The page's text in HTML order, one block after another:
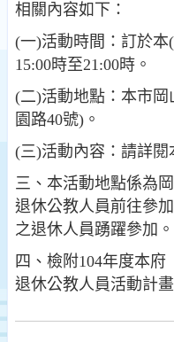
相關內容如下：
(一)活動時間：訂於本
15:00時至21:00時。
(二)活動地點：本市
園路40號)。
(三)活動內容：請詳閱
三、本活動地點係為
退休公教人員前往參
之退休人員踴躍參加。
四、檢附104年度本
退休公教人員活動計畫